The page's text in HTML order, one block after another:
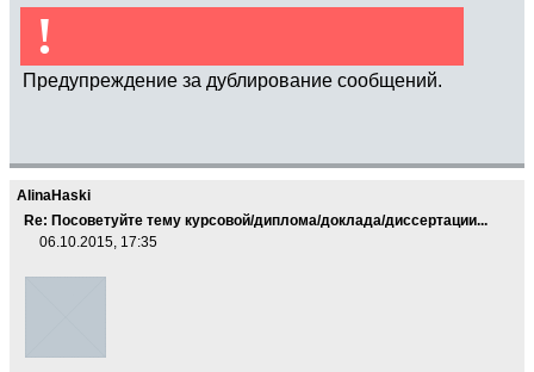
!
Предупреждение за дублирование сообщений.
AlinaHaski
Re: Посоветуйте тему курсовой/диплома/доклада/диссертации...
06.10.2015, 17:35